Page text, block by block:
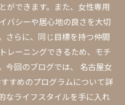
ができます。また、女性専用
バシーや居心地の良さを大切
さらに、同じ目標を持つ仲間
レーニングできるため、モチ
今回のブログでは、 名古屋女
すめのプログラムについて詳
なライフスタイルを手に入れ